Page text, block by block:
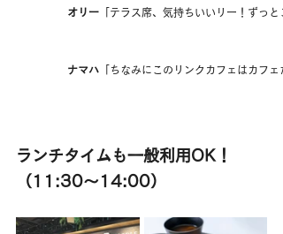
オリー 「テラス席、気持ちいいリー！ずっ
ナマハ 「ちなみにこのリンクカフェはカフ
ランチタイムも一般利用OK！
（11:30～14:00）